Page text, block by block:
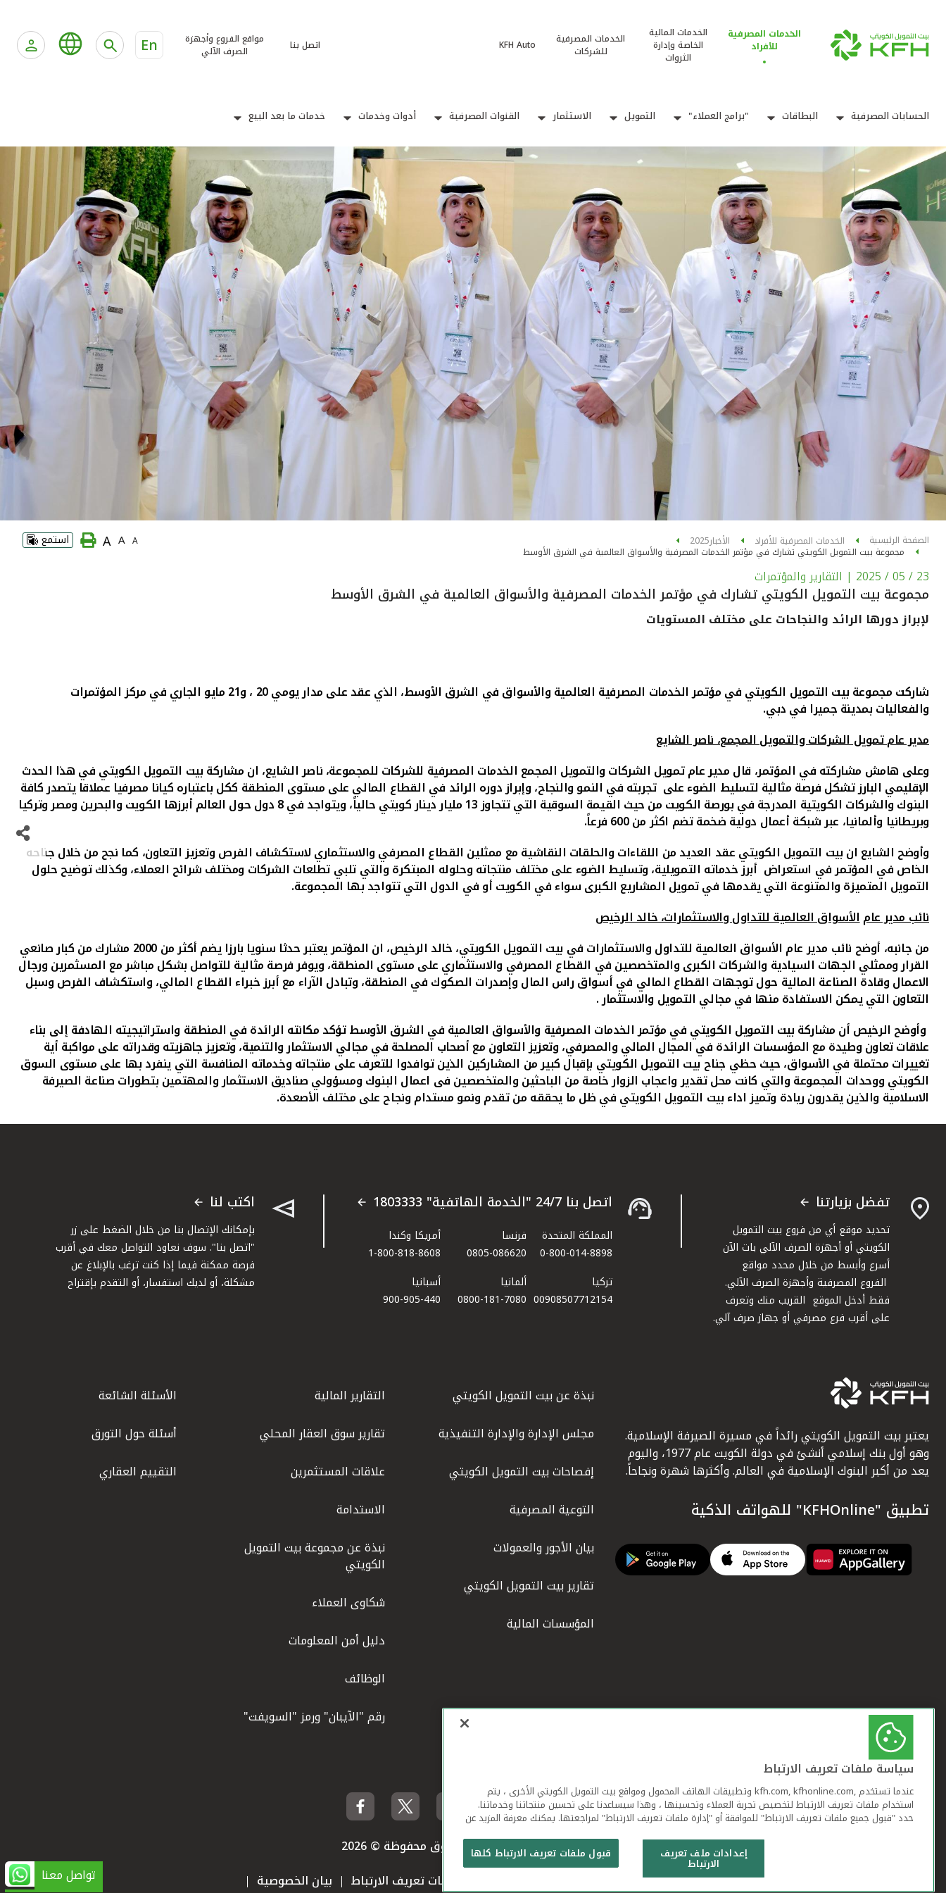
الخدمات المصرفية
للأفراد
الخدمات المالية
الخاصة وإدارة
الثروات
الخدمات المصرفية
للشركات
KFH Auto اتصل بنا
مواقع الفروع وأجهزة
الصرف الآلي
En
الحسابات المصرفية البطاقات "برامج العملاء" التمويل الاستثمار القنوات المصرفية أدوات وخدمات خدمات ما بعد البيع
تواصل معنا
الصفحة الرئيسية الخدمات المصرفية للأفراد الأخبار2025
مجموعة بيت التمويل الكويتي تشارك في مؤتمر الخدمات المصرفية والأسواق العالمية في الشرق الأوسط
A
A
A استمع
23 / 05 / 2025 | التقارير والمؤتمرات
مجموعة بيت التمويل الكويتي تشارك في مؤتمر الخدمات المصرفية والأسواق العالمية في الشرق الأوسط
لإبراز دورها الرائد والنجاحات على مختلف المستويات
شاركت مجموعة بيت التمويل الكويتي في مؤتمر الخدمات المصرفية العالمية والأسواق في الشرق الأوسط، الذي عقد على مدار يومي 20 ، و21 مايو الجاري في مركز المؤتمرات
والفعاليات بمدينة جميرا في دبي.
مدير عام تمويل الشركات والتمويل المجمع، ناصر الشايع
وعلى هامش مشاركته في المؤتمر، قال مدير عام تمويل الشركات والتمويل المجمع الخدمات المصرفية للشركات للمجموعة، ناصر الشايع، ان مشاركة بيت التمويل الكويتي في هذا الحدث
الإقليمي البارز تشكل فرصة مثالية لتسليط الضوء على تجربته في النمو والنجاح، وإبراز دوره الرائد في القطاع المالي على مستوى المنطقة ككل باعتباره كيانا مصرفيا عملاقا يتصدر كافة
البنوك والشركات الكويتية المدرجة في بورصة الكويت من حيث القيمة السوقية التي تتجاوز 13 مليار دينار كويتي حالياً، ويتواجد في 8 دول حول العالم أبرزها الكويت والبحرين ومصر وتركيا
وبريطانيا وألمانيا، عبر شبكة أعمال دولية ضخمة تضم اكثر من 600 فرعاً.
وأوضح الشايع ان بيت التمويل الكويتي عقد العديد من اللقاءات والحلقات النقاشية مع ممثلين القطاع المصرفي والاستثماري لاستكشاف الفرص وتعزيز التعاون، كما نجح من خلال جناحه
الخاص في المؤتمر في استعراض أبرز خدماته التمويلية، وتسليط الضوء على مختلف منتجاته وحلوله المبتكرة والتي تلبي تطلعات الشركات ومختلف شرائح العملاء، وكذلك توضيح حلول
التمويل المتميزة والمتنوعة التي يقدمها في تمويل المشاريع الكبرى سواء في الكويت أو في الدول التي تتواجد بها المجموعة.
نائب مدير عامالأسواق العالمية للتداول والاستثمارات، خالد الرخيص
من جانبه، أوضح نائب مدير عام الأسواق العالمية للتداول والاستثمارات في بيت التمويل الكويتي، خالد الرخيص، ان المؤتمر يعتبر حدثا سنويا بارزا يضم أكثر من2000 مشارك من كبار صانعي
القرار وممثلي الجهات السيادية والشركات الكبرى والمتخصصين في القطاع المصرفي والاستثماري على مستوى المنطقة، ويوفر فرصة مثالية للتواصل بشكل مباشر مع المسثمرين ورجال
الاعمال وقادة الصناعة المالية حول توجهات القطاع المالي في أسواق راس المال وإصدرات الصكوك في المنطقة، وتبادل الآراء مع أبرز خبراء القطاع المالي، واستكشاف الفرص وسبل
التعاون التي يمكن الاستفادة منها في مجالي التمويل والاستثمار.
وأوضح الرخيص أن مشاركة بيت التمويل الكويتي في مؤتمر الخدمات المصرفية والأسواق العالمية في الشرق الأوسط تؤكد مكانته الرائدة في المنطقة واستراتيجيته الهادفة إلى بناء
علاقات تعاون وطيدة مع المؤسسات الرائدة في المجال المالي والمصرفي، وتعزيز التعاون مع أصحاب المصلحة في مجالي الاستثمار والتنمية، وتعزيز جاهزيته وقدراته على مواكبة أية
تغييرات محتملة في الأسواق، حيث حظي جناح بيت التمويل الكويتي بإقبال كبير من المشاركين الذين توافدوا للتعرف على منتجاته وخدماته المنافسة التي ينفرد بها على مستوى السوق
الكويتي ووحدات المجموعة والتي كانت محل تقدير واعجاب الزوار خاصة من الباحثين والمتخصصين فى اعمال البنوك ومسؤولي صناديق الاستثمار والمهتمين بتطورات صناعة الصيرفة
الاسلامية والذين يقدرون ريادة وتميز اداء بيت التمويل الكويتي في ظل ما يحققه من تقدم ونمو مستدام ونجاح على مختلف الأصعدة.
تفضل بزيارتنا
تحديد موقع أي من فروع بيت التمويل
الكويتي أو أجهزة الصرف الآلي بات الآن
أسرع وأبسط من خلال محدد مواقع
الفروع المصرفية وأجهزة الصرف الآلي.
فقط أدخل الموقع القريب منك وتعرف
على أقرب فرع مصرفي أو جهاز صرف آلي.
اتصل بنا 24/7 "الخدمة الهاتفية" 1803333
المملكة المتحدة
0-800-014-8898
فرنسا
0805-086620
أمريكا وكندا
1-800-818-8608
تركيا
00908507712154​
ألمانيا
0800-181-7080
أسبانيا
900-905-440
اكتب لنا
بإمكانك الإتصال بنا من خلال الضغط على زر
"اتصل بنا". سوف نعاود التواصل معك في أقرب
فرصة ممكنة فيما إذا كنت ترغب بالإبلاغ عن
مشكلة، أو لديك استفسار، أو التقدم بإقتراح
يعتبر بيت التمويل الكويتي رائداً في مسيرة الصيرفة الإسلامية.
وهو أول بنك إسلامي أنشئ في دولة الكويت عام 1977، واليوم
يعد من أكبر البنوك الإسلامية في العالم. وأكثرها شهرة ونجاحاً.
تطبيق "KFHOnline" للهواتف الذكية
نبذة عن بيت التمويل الكويتي
مجلس الإدارة والإدارة التنفيذية
إفصاحات بيت التمويل الكويتي
التوعية المصرفية
بيان الأجور والعمولات
تقارير بيت التمويل الكويتي
المؤسسات المالية
التقارير المالية
تقارير سوق العقار المحلي
علاقات المستثمرين
الاستدامة
نبذة عن مجموعة بيت التمويل
الكويتي
شكاوى العملاء
دليل أمن المعلومات
الوظائف
رقم "الآيبان" ورمز "السويفت"
الأسئلة الشائعة
أسئلة حول التورق
التقييم العقاري
بيت التمويل الكويتي جميع الحقوق محفوظة © 2026
شروط وأحكام استخدام الموقع الإلكتروني
ملفات تعريف الارتباط بيان الخصوصية
سياسة ملفات تعريف الارتباط
عندما تستخدم ,kfh.com, kfhonline.com وتطبيقات الهاتف المحمول ومواقع بيت التمويل الكويتي الأخرى ، يتم
استخدام ملفات تعريف الارتباط لتخصيص تجربة العملاء وتحسينها ، وهذا سيساعدنا على تحسين منتجاتنا وخدماتنا.
حدد "قبول جميع ملفات تعريف الارتباط" للموافقة أو "إدارة ملفات تعريف الارتباط" لمراجعتها. يمكنك معرفة المزيد عن
قبول ملفات تعريف الارتباط كلها
إعدادات ملف تعريف
الارتباط